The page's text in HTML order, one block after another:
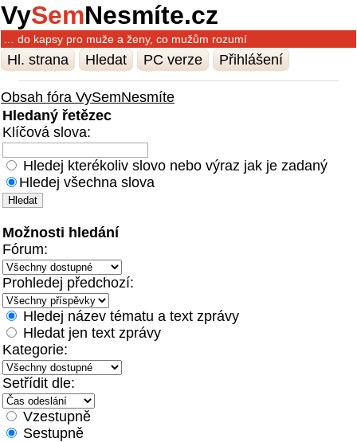
VySemNesmíte.cz
… do kapsy pro muže a ženy, co mužům rozumí
Hl. strana Hledat PC verze Přihlášení
Obsah fóra VySemNesmíte
Hledaný řetězec
Klíčová slova:
Hledej kterékoliv slovo nebo výraz jak je zadaný
Hledej všechna slova
Možnosti hledání
Fórum:
Prohledej předchozí:
Hledej název tématu a text zprávy
Hledat jen text zprávy
Kategorie:
Setřídit dle:
Vzestupně
Sestupně